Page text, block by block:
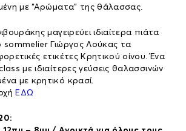
με “Αρώματα” της θάλασσας.
μαγειρεύει ιδιαίτερα πιάτα
sommelier Γιώργος Λούκας τα
ετικέτες Κρητικού οίνου. Ένα
με ιδιαίτερες γεύσεις θαλασσινών
με κρητικό κρασί.
ΕΔΩ